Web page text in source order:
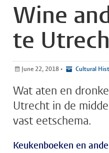
Wine
te
June 22, 2018 • Cultural
Wat aten en
Utrecht in de
vast eetschema.
Keukenboeken en